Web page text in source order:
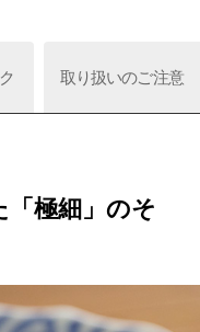
取り扱いのご注意
「極細」のそ